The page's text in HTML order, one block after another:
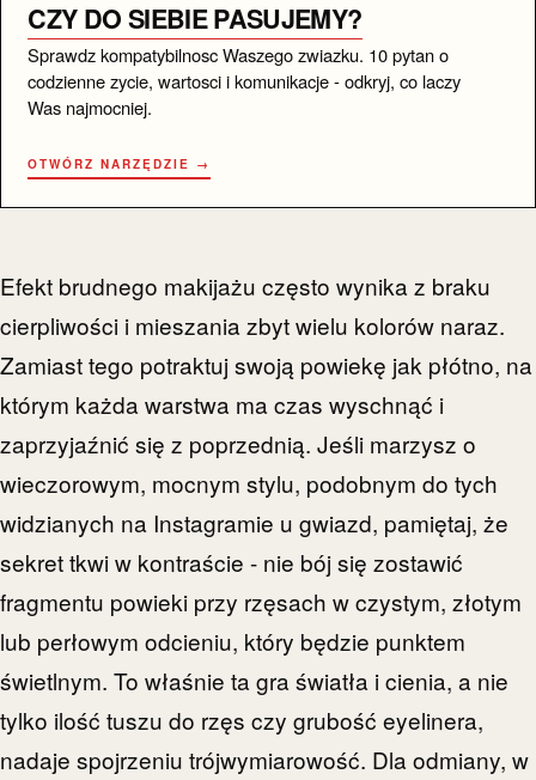
CZY DO SIEBIE PASUJEMY?
Sprawdz kompatybilnosc Waszego zwiazku. 10 pytan o
codzienne zycie, wartosci i komunikacje - odkryj, co laczy
Was najmocniej.
OTWÓRZ NARZĘDZIE →
Efekt brudnego makijażu często wynika z braku
cierpliwości i mieszania zbyt wielu kolorów naraz.
Zamiast tego potraktuj swoją powiekę jak płótno, na
którym każda warstwa ma czas wyschnąć i
zaprzyjaźnić się z poprzednią. Jeśli marzysz o
wieczorowym, mocnym stylu, podobnym do tych
widzianych na Instagramie u gwiazd, pamiętaj, że
sekret tkwi w kontraście - nie bój się zostawić
fragmentu powieki przy rzęsach w czystym, złotym
lub perłowym odcieniu, który będzie punktem
świetlnym. To właśnie ta gra światła i cienia, a nie
tylko ilość tuszu do rzęs czy grubość eyelinera,
nadaje spojrzeniu trójwymiarowość. Dla odmiany, w